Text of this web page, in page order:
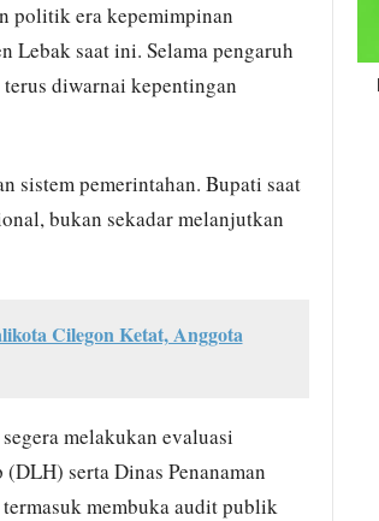
politik era kepemimpinan
Lebak saat ini. Selama pengaruh
diwarnai kepentingan
sistem pemerintahan. Bupati saat
bukan sekadar melanjutkan
Cilegon Ketat, Anggota
melakukan evaluasi
serta Dinas Penanaman
membuka audit publik